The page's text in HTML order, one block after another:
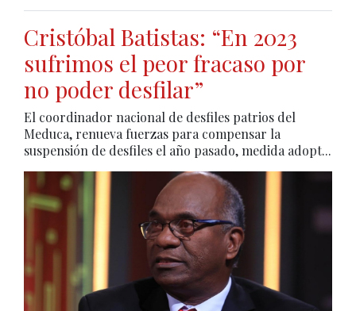
Cristóbal Batistas: “En 2023
sufrimos el peor fracaso por
no poder desfilar”
El coordinador nacional de desfiles patrios del
Meduca, renueva fuerzas para compensar la
suspensión de desfiles el año pasado, medida adopt...